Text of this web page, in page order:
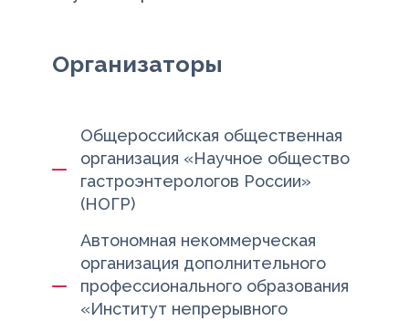
Организаторы
Общероссийская общественная
организация «Научное общество
гастроэнтерологов России»
(НОГР)
Автономная некоммерческая
организация дополнительного
профессионального образования
«Институт непрерывного